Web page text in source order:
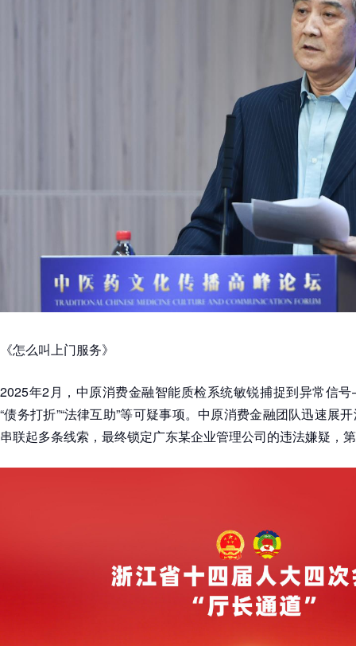
《怎么叫上门服务》
2025年2月，中原消费金融智能质检系统敏锐捕捉到异常信
“债务打折”“法律互助”等可疑事项。中原消费金融团队迅速展
串联起多条线索，最终锁定广东某企业管理公司的违法嫌疑，